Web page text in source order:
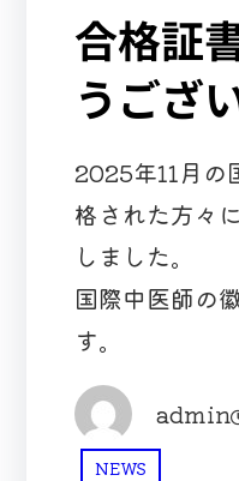
合格証
うござ
2025年11月の
格された方々
しました。
国際中医師の
す。
admin
NEWS